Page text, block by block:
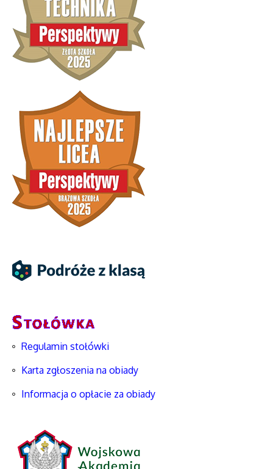
Regulamin stołówki
Karta zgłoszenia na obiady
Informacja o opłacie za obiady